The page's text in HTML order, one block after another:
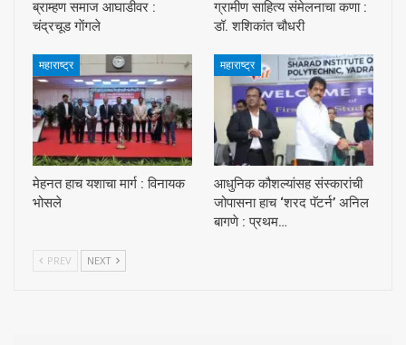
ब्राम्हण समाज आघाडीवर :
चंद्रचूड गाेंगले
ग्रामीण साहित्य संमेलनाचा कणा :
डॉ. शशिकांत चौधरी
महाराष्ट्र
मेहनत हाच यशाचा मार्ग : विनायक
भोसले
महाराष्ट्र
आधुनिक कौशल्यांसह संस्कारांची
जोपासना हाच ‘शरद पॅटर्न’ अनिल
बागणे : प्रथम…
PREV NEXT